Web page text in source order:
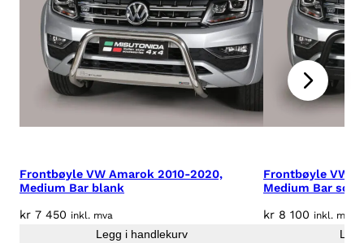
m
m
t
a
Frontbøyle VW Amarok 2010-2020,
Medium Bar blank
kr 7 450 inkl. mva
Legg i handlekurv
Frontbøyle VW
Medium Bar sort
kr 8 100 inkl. mva